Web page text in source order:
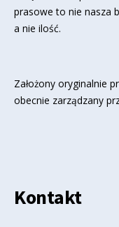
prasowe to nie nasza
a nie ilość.
Założony oryginalnie
obecnie zarządzany
Kontakt